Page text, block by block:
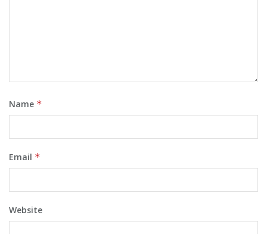
Name *
Email *
Website